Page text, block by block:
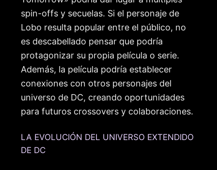
spin-offs y secuelas. Si el personaje de
Lobo resulta popular entre el público, no
es descabellado pensar que podría
protagonizar su propia película o serie.
Además, la película podría establecer
conexiones con otros personajes del
universo de DC, creando oportunidades
para futuros crossovers y colaboraciones.
LA EVOLUCIÓN DEL UNIVERSO EXTENDIDO
DE DC